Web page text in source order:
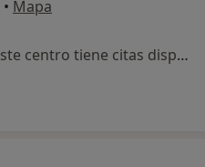
• Mapa
Ningún profesional de este centro tiene citas disponibles